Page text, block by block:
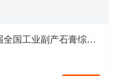
【7月·成都】第四届全国工业副产石膏综合利用新技术、新设备交流大会 重磅来袭！